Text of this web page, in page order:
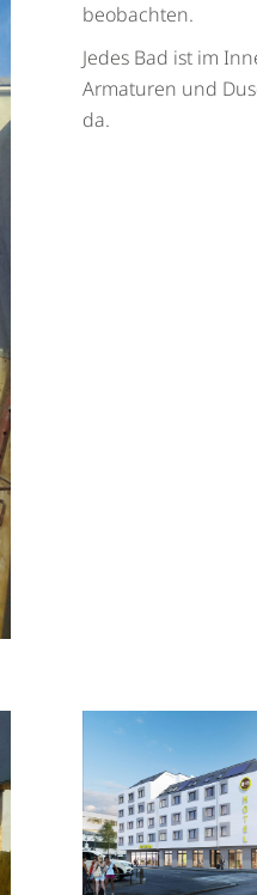
beobachten.
Jedes Bad ist im
Armaturen und
da.